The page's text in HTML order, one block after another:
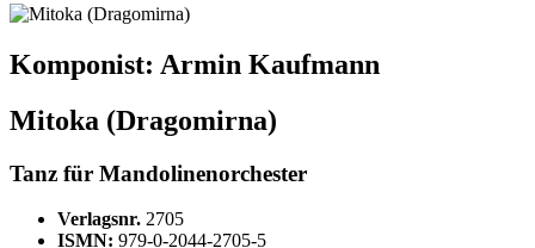
Komponist: Armin Kaufmann
Mitoka (Dragomirna)
Tanz für Mandolinenorchester
Verlagsnr. 2705
ISMN: 979-0-2044-2705-5